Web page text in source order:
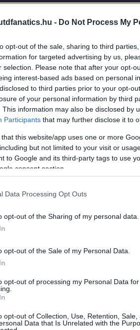
- Do Not Process My
opt-out of the sale, sharing to third
for targeted advertising by us,
selection. Please note that after your opt-
interest-based ads based on personal
to third parties prior to your opt-
of your personal information by third
This information may also be disclosed by
Participants that may further disclose it to
that this website/app uses one or more
but not limited to your visit or
to Google and its third-party tags to use
consent section.
Data Processing Opt Outs
opt-out of the Sharing of my personal data.
opt-out of the Sale of my Personal Data.
opt-out of processing my Personal Data for
opt-out of Collection, Use, Retention, Sale,
Data that Is Unrelated with the
benne, az én szempontomból rossz
Giggs. Nem találni sok olyan
egyetlen klubnál. Csak felnézni lehet
másik Ryan Giggs voltam" -
George Best
közül Ryan Giggs volt a legkeményebb.
nehéz volt. Nagyon intelligens -
-Lauren, az Arsenal korábbi védõje
nem láttam ilyen fiatal játékost, pedig
jó, mint Ryan Giggs." -
a korszakban. Ryan fantasztikus
pályafutása." -
szélsõk, akiket
szélsõje
volna." -
Zinedine Zidane
labdarúgónak, akit ez az ország
kell poharát erre a figyelemre méltó